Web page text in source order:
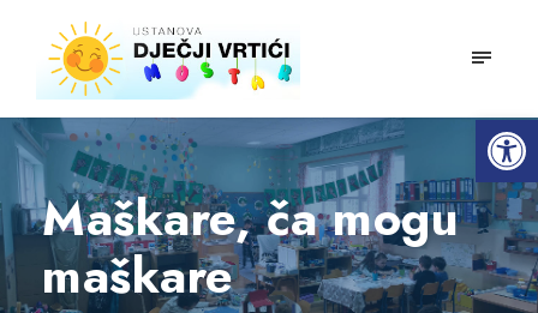
Open toolbar
Maškare, ča mogu
maškare